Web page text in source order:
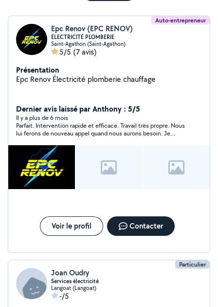
Auto-entrepreneur
Epc Renov (EPC RENOV)
ÉLECTRICITÉ PLOMBERIE
Saint-Agathon (Saint-Agathon)
5/5 (7 avis)
Présentation
Epc Renov Électricité plomberie chauffage
Dernier avis laissé par Anthony : 5/5
Il y a plus de 6 mois
Parfait. Intervention rapide et efficace. Travail très propre. Nous
lui ferons de nouveau appel quand nous aurons besoin. Je
Voir le profil Contacter
Particulier
Joan Oudry
Services électricité
Langoat (Langoat)
-/5